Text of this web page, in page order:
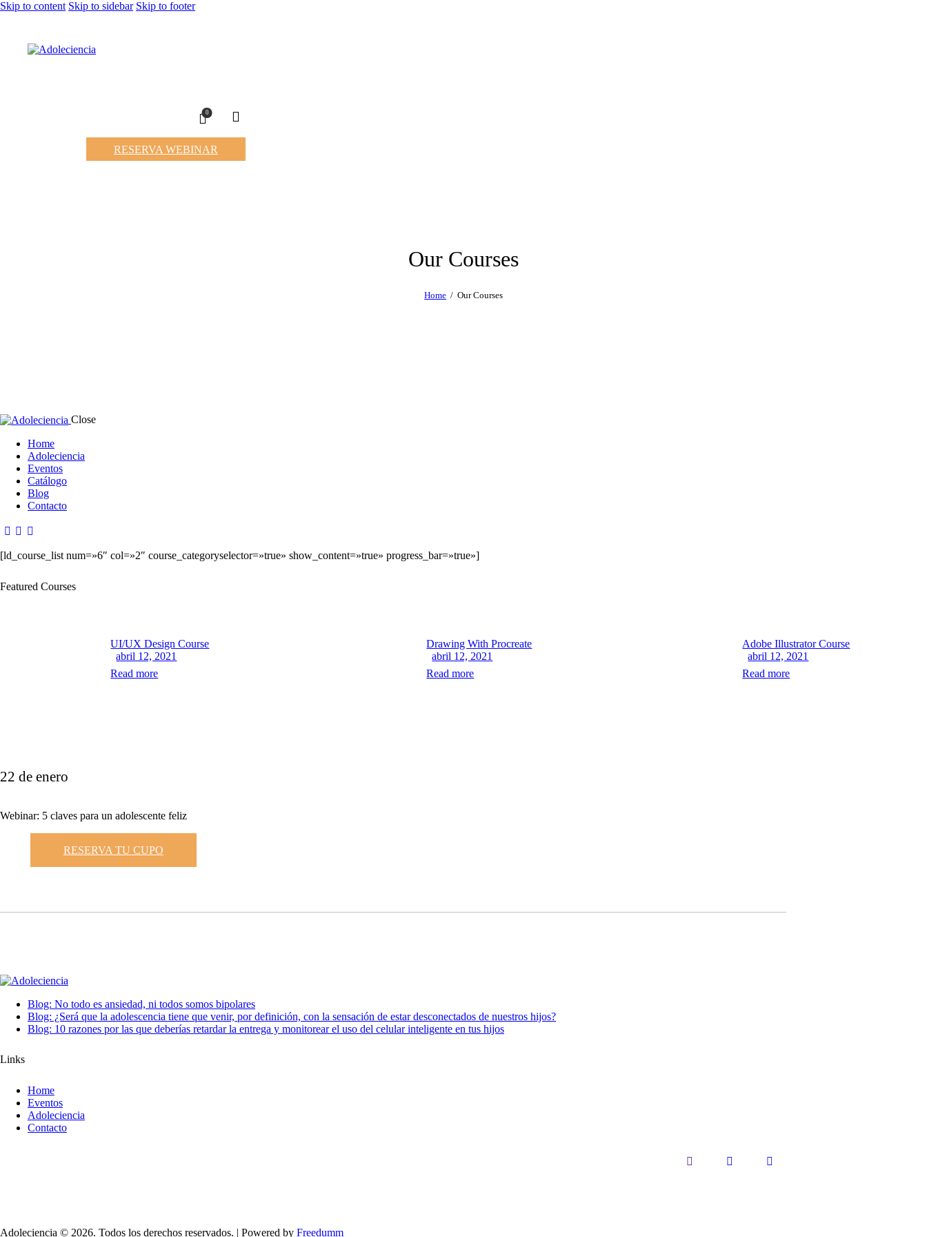
Skip to content Skip to sidebar Skip to footer
0
RESERVA WEBINAR
Our Courses
Home Our Courses
Close
Home
Adoleciencia
Eventos
Catálogo
Blog
Contacto
[ld_course_list num=»6″ col=»2″ course_categoryselector=»true» show_content=»true» progress_bar=»true»]
Featured Courses
UI/UX Design Course
abril 12, 2021
Read more
Drawing With Procreate
abril 12, 2021
Read more
Adobe Illustrator Course
abril 12, 2021
Read more
22 de enero
Webinar: 5 claves para un adolescente feliz
RESERVA TU CUPO
Blog: No todo es ansiedad, ni todos somos bipolares
Blog: ¿Será que la adolescencia tiene que venir, por definición, con la sensación de estar desconectados de nuestros hijos?
Blog: 10 razones por las que deberías retardar la entrega y monitorear el uso del celular inteligente en tus hijos
Links
Home
Eventos
Adoleciencia
Contacto
Adoleciencia © 2026. Todos los derechos reservados. | Powered by Freedumm